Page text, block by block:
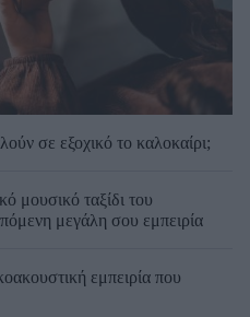
σε εξοχικό το καλοκαίρι;
μουσικό ταξίδι του
μεγάλη σου εμπειρία
εμπειρία που